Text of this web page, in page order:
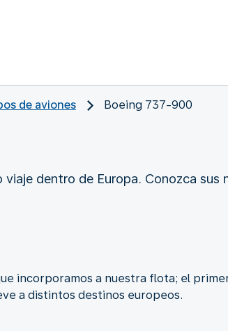
de aviones Boeing 737-900
dentro de Europa. Conozca sus
incorporamos a nuestra flota; el
a distintos destinos europeos.